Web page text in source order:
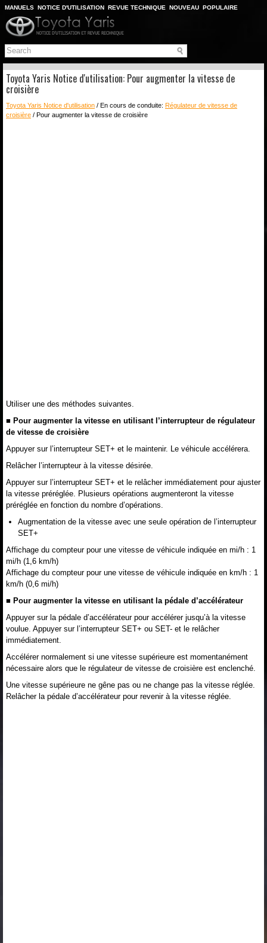
MANUELS NOTICE D'UTILISATION REVUE TECHNIQUE NOUVEAU POPULAIRE
PLAN DU SITE
CHERCHER
Toyota Yaris Notice d'utilisation: Pour augmenter la vitesse de
croisière
Toyota Yaris Notice d'utilisation / En cours de conduite: Régulateur de vitesse de
croisière / Pour augmenter la vitesse de croisière
Utiliser une des méthodes suivantes.
■ Pour augmenter la vitesse en utilisant l’interrupteur de régulateur
de vitesse de croisière
Appuyer sur l’interrupteur SET+ et le maintenir. Le véhicule accélérera.
Relâcher l’interrupteur à la vitesse désirée.
Appuyer sur l’interrupteur SET+ et le relâcher immédiatement pour ajuster
la vitesse préréglée. Plusieurs opérations augmenteront la vitesse
préréglée en fonction du nombre d’opérations.
Augmentation de la vitesse avec une seule opération de l’interrupteur
SET+
Affichage du compteur pour une vitesse de véhicule indiquée en mi/h : 1
mi/h (1,6 km/h)
Affichage du compteur pour une vitesse de véhicule indiquée en km/h : 1
km/h (0,6 mi/h)
■ Pour augmenter la vitesse en utilisant la pédale d’accélérateur
Appuyer sur la pédale d’accélérateur pour accélérer jusqu’à la vitesse
voulue. Appuyer sur l’interrupteur SET+ ou SET- et le relâcher
immédiatement.
Accélérer normalement si une vitesse supérieure est momentanément
nécessaire alors que le régulateur de vitesse de croisière est enclenché.
Une vitesse supérieure ne gêne pas ou ne change pas la vitesse réglée.
Relâcher la pédale d’accélérateur pour revenir à la vitesse réglée.